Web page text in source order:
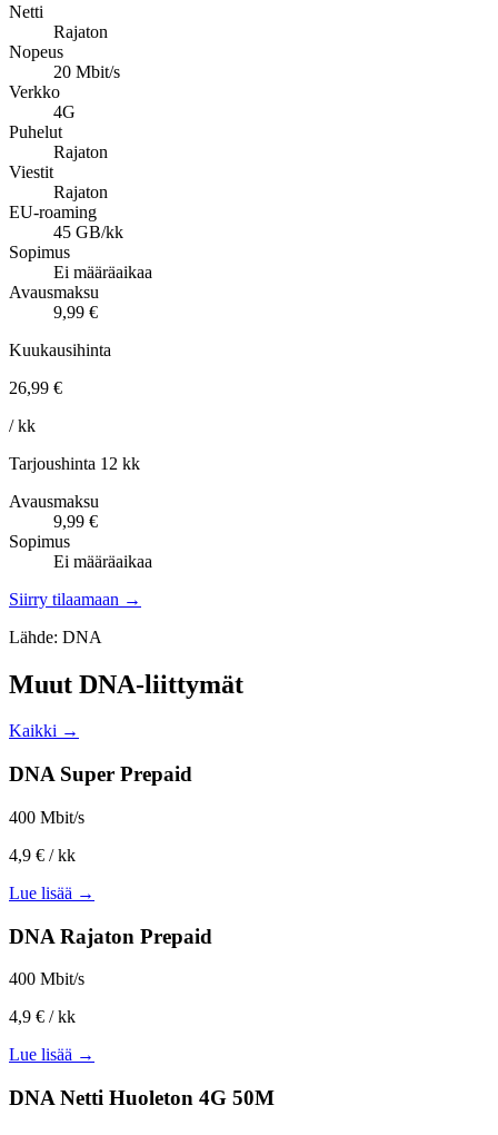
Netti
Rajaton
Nopeus
20 Mbit/s
Verkko
4G
Puhelut
Rajaton
Viestit
Rajaton
EU-roaming
45 GB/kk
Sopimus
Ei määräaikaa
Avausmaksu
9,99 €
Kuukausihinta
26,99 €
/ kk
Tarjoushinta 12 kk
Avausmaksu
9,99 €
Sopimus
Ei määräaikaa
Siirry tilaamaan →
Lähde: DNA
Muut DNA-liittymät
Kaikki →
DNA Super Prepaid
400 Mbit/s
4,9 € / kk
Lue lisää →
DNA Rajaton Prepaid
400 Mbit/s
4,9 € / kk
Lue lisää →
DNA Netti Huoleton 4G 50M